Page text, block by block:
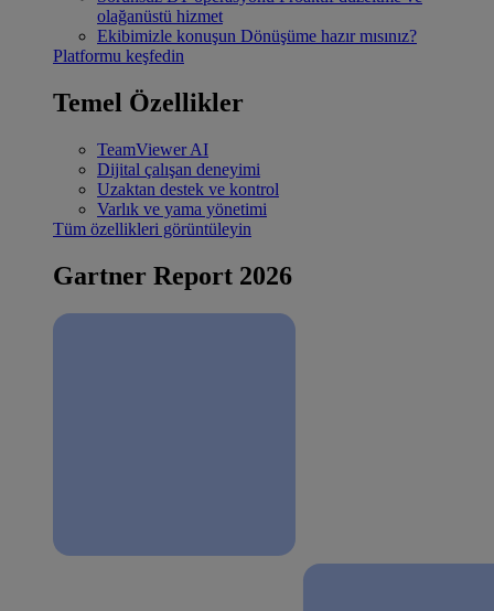
olağanüstü hizmet
Ekibimizle konuşun Dönüşüme hazır mısınız?
Platformu keşfedin
Temel Özellikler
TeamViewer AI
Dijital çalışan deneyimi
Uzaktan destek ve kontrol
Varlık ve yama yönetimi
Tüm özellikleri görüntüleyin
Gartner Report 2026